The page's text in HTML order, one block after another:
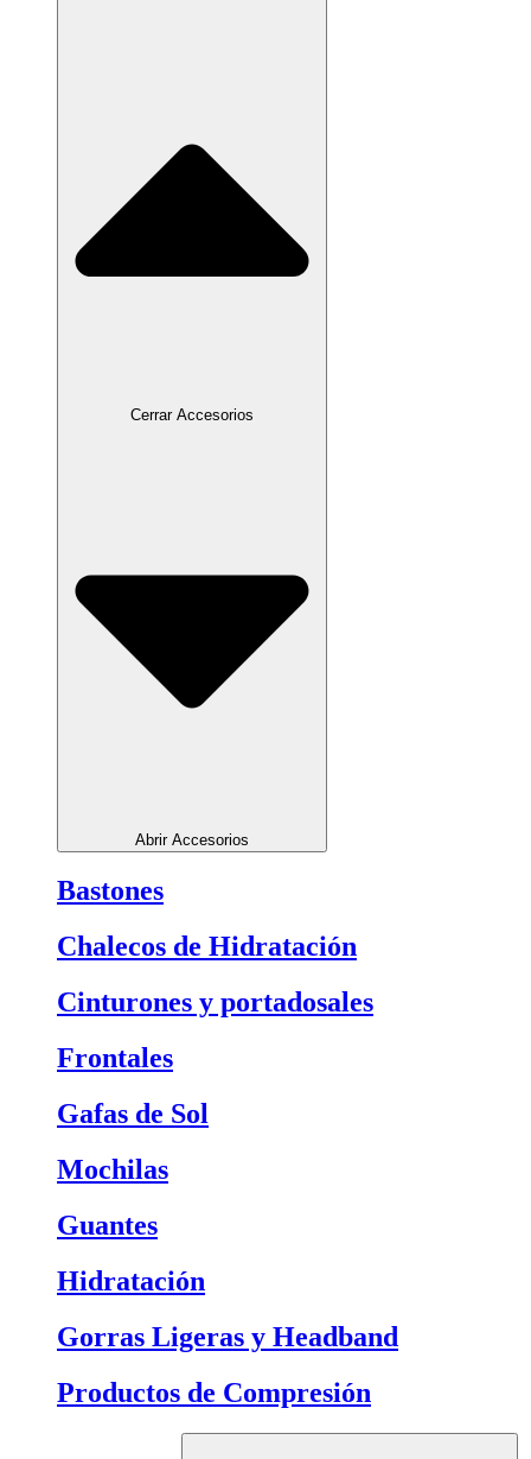
Cerrar Accesorios
Abrir Accesorios
Bastones
Chalecos de Hidratación
Cinturones y portadosales
Frontales
Gafas de Sol
Mochilas
Guantes
Hidratación
Gorras Ligeras y Headband
Productos de Compresión